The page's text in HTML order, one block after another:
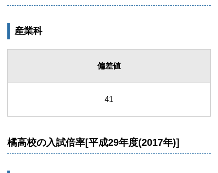
産業科
偏差値
41
橘高校の入試倍率[平成29年度(2017年)]